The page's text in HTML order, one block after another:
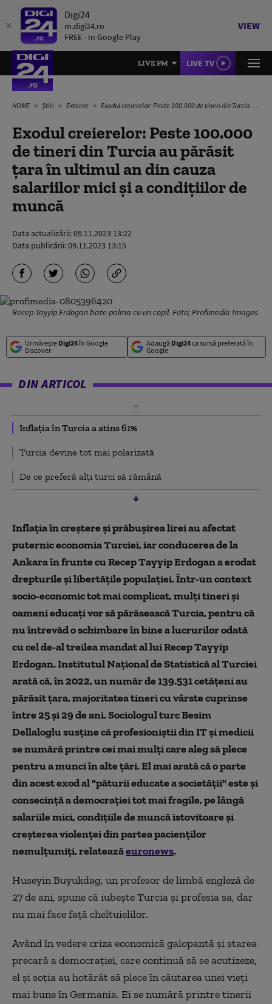
Digi24
m.digi24.ro
FREE - In Google Play
VIEW
LIVE FM LIVE TV
HOME Știri Externe Exodul creierelor: Peste 100.000 de tineri din Turcia au părăsit țara în ultimul an din cauza salariilor mici și a condițiilor de muncă
Exodul creierelor: Peste 100.000
de tineri din Turcia au părăsit
țara în ultimul an din cauza
salariilor mici și a condițiilor de
muncă
Data actualizării:09.11.2023 13:22
Data publicării:09.11.2023 13:15
Recep Tayyip Erdogan bate palma cu un copil. Foto; Profimedia Images
Urmărește Digi24în Google
Discover
Adaugă Digi24ca sursă preferată în
Google
DIN ARTICOL
Inflația în Turcia a atins 61%
Turcia devine tot mai polarizată
De ce preferă alți turci să rămână
Inflația în creștere și prăbușirea lirei au afectat
puternic economia Turciei, iar conducerea de la
Ankara în frunte cu Recep Tayyip Erdogan a erodat
drepturile și libertățile populației. Într-un context
socio-economic tot mai complicat, mulți tineri și
oameni educați vor să părăsească Turcia, pentru că
nu întrevăd o schimbare în bine a lucrurilor odată
cu cel de-al treilea mandat al lui Recep Tayyip
Erdogan. Institutul Național de Statistică al Turciei
arată că, în 2022, un număr de 139.531 cetățeni au
părăsit țara, majoritatea tineri cu vârste cuprinse
între 25 și 29 de ani. Sociologul turc Besim
Dellaloglu susține că profesioniștii din IT și medicii
se numără printre cei mai mulți care aleg să plece
pentru a munci în alte țări. El mai arată că o parte
din acest exod al "păturii educate a societății" este și
consecință a democrației tot mai fragile, pe lângă
salariile mici, condițiile de muncă istovitoare și
creșterea violenței din partea pacienților
nemulțumiți, relateazăeuronews.
Huseyin Buyukdag, un profesor de limbă engleză de
27 de ani, spune că iubește Turcia și profesia sa, dar
nu mai face față cheltuielilor.
Având în vedere criza economică galopantă și starea
precară a democrației, care continuă să se acutizeze,
el și soția au hotărât să plece în căutarea unei vieți
mai bune în Germania. Ei se numără printre tinerii